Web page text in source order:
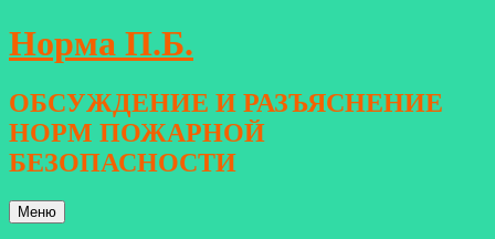
Перейти
к
Норма П.Б.
ОБСУЖДЕНИЕ И РАЗЪЯСНЕНИЕ
НОРМ ПОЖАРНОЙ
БЕЗОПАСНОСТИ
Меню